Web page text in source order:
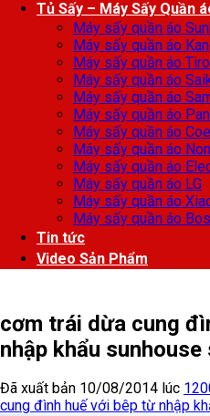
Tủ Sấy – Máy Sấy Quần
Máy sấy quần áo
Máy sấy quần áo
Máy sấy quần áo
Máy sấy quần áo
Máy sấy quần áo
Máy sấy quần áo
Máy sấy quần áo
Máy sấy quần áo
Máy sấy quần áo
Máy sấy quần áo LG
Máy sấy quần áo
Máy sấy quần áo
Tin tức
Video Sản Phẩm
cơm trái dừa cung
nhập khẩu sunhouse
Đã xuất bản 10/08/2014 lúc
cung đình huế với bêp từ nhập